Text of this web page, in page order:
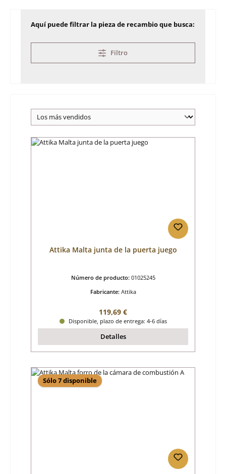
Aquí puede filtrar la pieza de recambio que busca:
Filtro
Attika Malta junta de la puerta juego
Número de producto: 01025245
Fabricante: Attika
Precio normal:
119,69 €
Disponible, plazo de entrega: 4-6 días
Detalles
Sólo 7 disponible